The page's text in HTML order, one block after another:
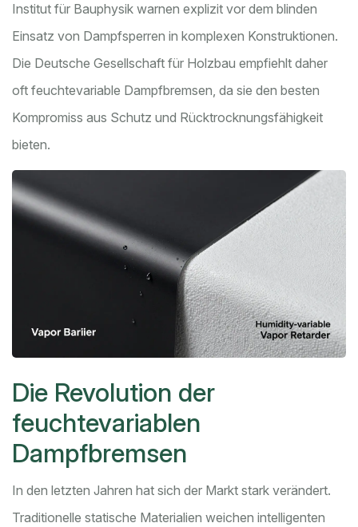
Institut für Bauphysik warnen explizit vor dem blinden
Einsatz von Dampfsperren in komplexen Konstruktionen.
Die Deutsche Gesellschaft für Holzbau empfiehlt daher
oft feuchtevariable Dampfbremsen, da sie den besten
Kompromiss aus Schutz und Rücktrocknungsfähigkeit
bieten.
Die Revolution der
feuchtevariablen
Dampfbremsen
In den letzten Jahren hat sich der Markt stark verändert.
Traditionelle statische Materialien weichen intelligenten